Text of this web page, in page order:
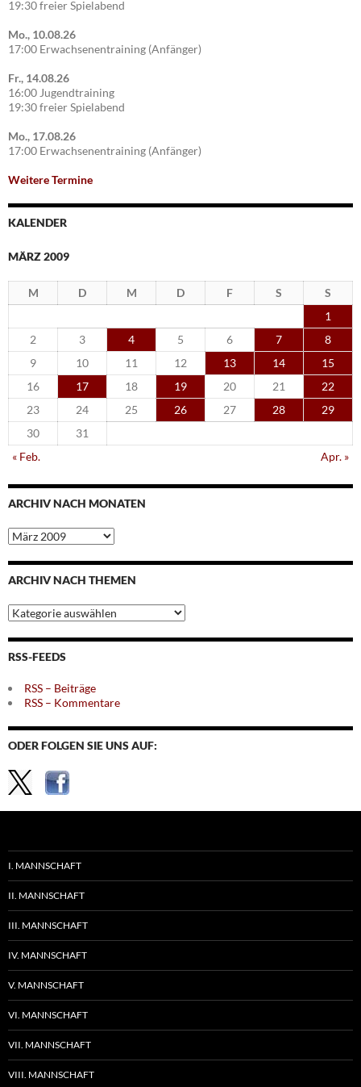
19:30 freier Spielabend
Mo., 10.08.26
17:00 Erwachsenentraining (Anfänger)
Fr., 14.08.26
16:00 Jugendtraining
19:30 freier Spielabend
Mo., 17.08.26
17:00 Erwachsenentraining (Anfänger)
Weitere Termine
KALENDER
MÄRZ 2009
M D M D F S
S
1
2
3 4 5 6 7
8
9
10 11 12 13 14
15
16
17 18 19 20 21
22
23
24 25 26 27 28
29
30
31
« Feb.
Apr. »
ARCHIV NACH MONATEN
Archiv
nach
Monaten
ARCHIV NACH THEMEN
Archiv
nach
Themen
RSS-FEEDS
RSS – Beiträge
RSS – Kommentare
ODER FOLGEN SIE UNS AUF:
I. MANNSCHAFT
II. MANNSCHAFT
III. MANNSCHAFT
IV. MANNSCHAFT
V. MANNSCHAFT
VI. MANNSCHAFT
VII. MANNSCHAFT
VIII. MANNSCHAFT